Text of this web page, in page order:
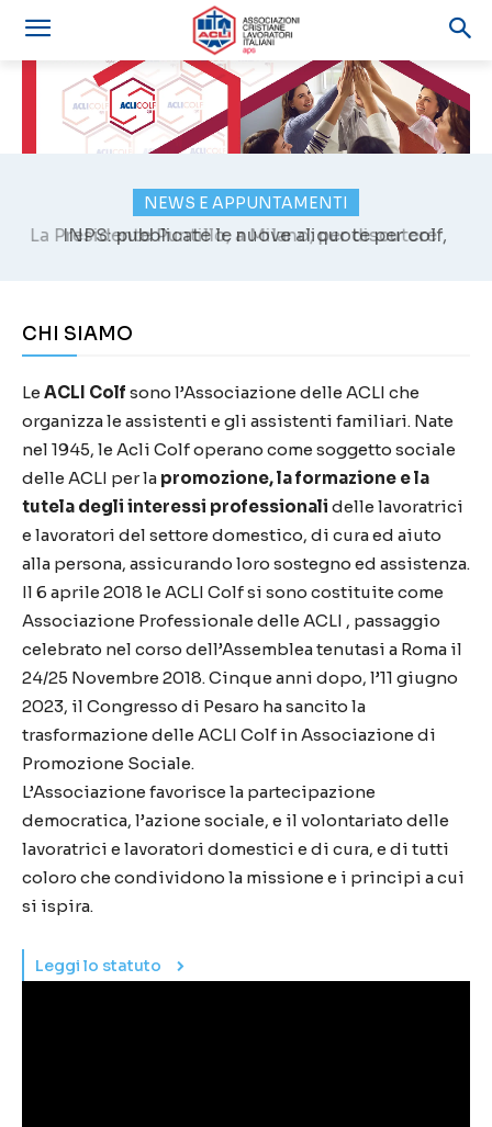
NEWS E APPUNTAMENTI
INPS: pubblicate le nuove aliquote per colf,
CHI SIAMO
Le ACLI Colf sono l’Associazione delle ACLI che
organizza le assistenti e gli assistenti familiari. Nate
nel 1945, le Acli Colf operano come soggetto sociale
delle ACLI per la promozione, la formazione e la
tutela degli interessi professionali delle lavoratrici
e lavoratori del settore domestico, di cura ed aiuto
alla persona, assicurando loro sostegno ed assistenza.
Il 6 aprile 2018 le ACLI Colf si sono costituite come
Associazione Professionale delle ACLI , passaggio
celebrato nel corso dell’Assemblea tenutasi a Roma il
24/25 Novembre 2018. Cinque anni dopo, l’11 giugno
2023, il Congresso di Pesaro ha sancito la
trasformazione delle ACLI Colf in Associazione di
Promozione Sociale.
L’Associazione favorisce la partecipazione
democratica, l’azione sociale, e il volontariato delle
lavoratrici e lavoratori domestici e di cura, e di tutti
coloro che condividono la missione e i principi a cui
si ispira.
Leggi lo statuto